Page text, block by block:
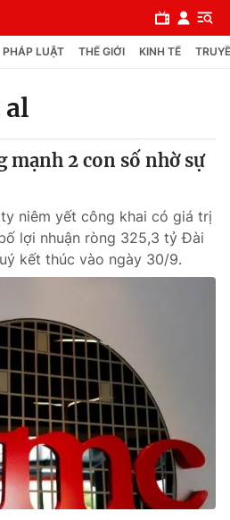
PHÁP LUẬT THẾ GIỚI KINH TẾ
al
mạnh 2 con số nhờ sự
niêm yết công khai có giá trị
lợi nhuận ròng 325,3 tỷ Đài
kết thúc vào ngày 30/9.